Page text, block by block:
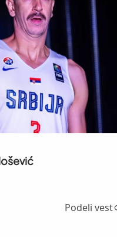
Podeli vest